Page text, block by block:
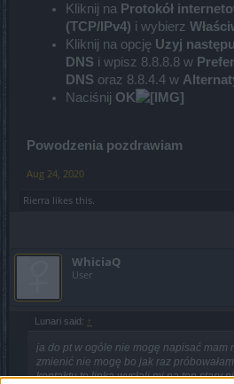
Kliknij na Protokół
(TCP/IPv4) i wybierz
Kliknij na opcję Uzyj
DNS i wpisz 8.8.8.8 w
DNS oraz 8.8.4.4 w
Naciśnij OK
Powodzenia pozdrawiam
Aug 24, 2020
Rierra likes this.
WhiciaQ
User
Lunari said: ↑
ja do pt w ogóle nie mogę napisać mam
zmienić nie mogę bo jak raz
kontaktu to linka wysłali mi na ten stary